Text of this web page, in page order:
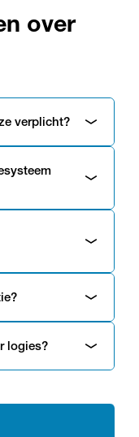
over
verplicht?
logies?